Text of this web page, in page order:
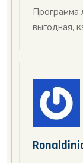
Программа
выгодная,